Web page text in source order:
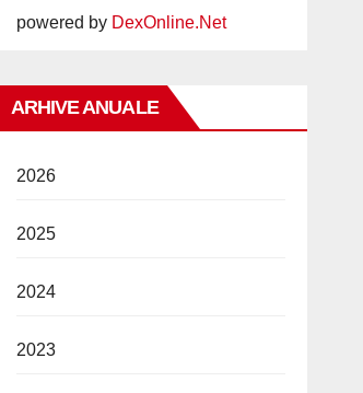
powered by DexOnline.Net
ARHIVE ANUALE
2026
2025
2024
2023